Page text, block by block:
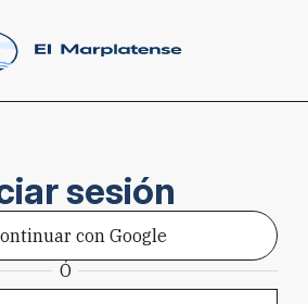
sesión
con Google
Ó